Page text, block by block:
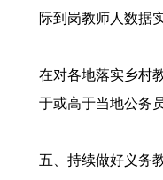
际到岗教师人数据
在对各地落实乡村
于或高于当地公务
五、持续做好义务